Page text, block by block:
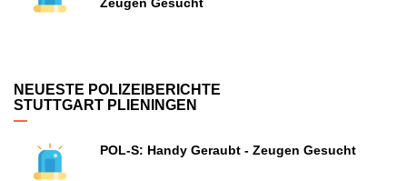
NEUESTE POLIZEIBERICHTE
STUTTGART PLIENINGEN
POL-S: Handy Geraubt - Zeugen Gesucht